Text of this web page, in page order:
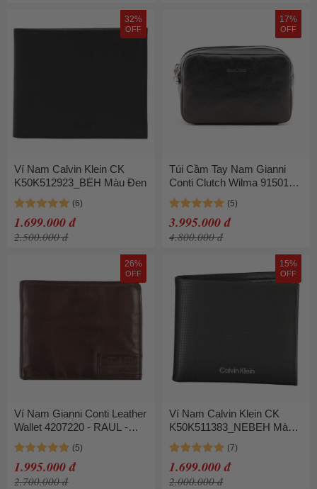
32%
OFF
Ví Nam Calvin Klein CK
K50K512923_BEH Màu Đen
1.699.000 đ
2.500.000 đ
17%
OFF
Túi Cầm Tay Nam Gianni
Conti Clutch Wilma 915014-
10 Màu Đen
3.995.000 đ
4.800.000 đ
26%
OFF
Ví Nam Gianni Conti Leather
Wallet 4207220 - RAUL -
Brown Màu Nâu Đậm
1.995.000 đ
2.700.000 đ
15%
OFF
Ví Nam Calvin Klein CK
K50K511383_NEBEH Màu
Đen
1.699.000 đ
2.000.000 đ